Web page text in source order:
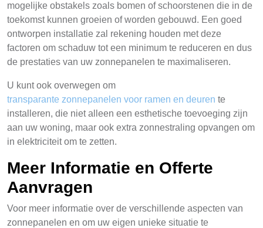
mogelijke obstakels zoals bomen of schoorstenen die in de
toekomst kunnen groeien of worden gebouwd. Een goed
ontworpen installatie zal rekening houden met deze
factoren om schaduw tot een minimum te reduceren en dus
de prestaties van uw zonnepanelen te maximaliseren.
U kunt ook overwegen om
transparante zonnepanelen voor ramen en deuren te
installeren, die niet alleen een esthetische toevoeging zijn
aan uw woning, maar ook extra zonnestraling opvangen om
in elektriciteit om te zetten.
Meer Informatie en Offerte
Aanvragen
Voor meer informatie over de verschillende aspecten van
zonnepanelen en om uw eigen unieke situatie te